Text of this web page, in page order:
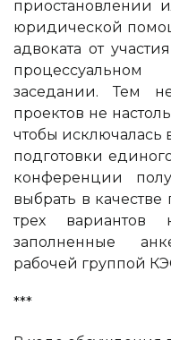
приостановлении
юридической
адвоката от
заседании. Тем
проектов не
чтобы исключалась
подготовки
конференции
выбрать в
трех вариантов
заполненные
рабочей группой
***